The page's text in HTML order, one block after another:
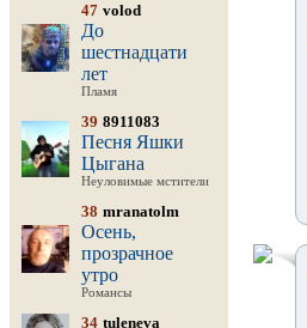
47 volod
До
шестнадцати
лет
Пламя
39 8911083
Песня Яшки
Цыгана
Неуловимые мстители
38 mranatolm
Осень,
прозрачное
утро
Романсы
34 tuleneva